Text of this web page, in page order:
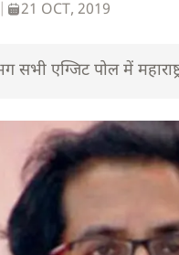
21 OCT, 2019
सभी एग्जिट पोल में